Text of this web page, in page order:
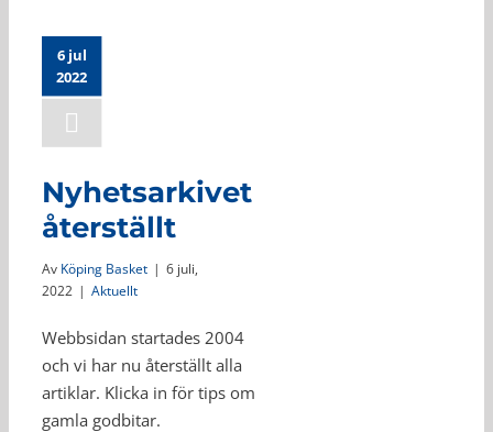
6 jul
2022
Nyhetsarkivet
återställt
Av Köping Basket | 6 juli,
2022 | Aktuellt
Webbsidan startades 2004
och vi har nu återställt alla
artiklar. Klicka in för tips om
gamla godbitar.